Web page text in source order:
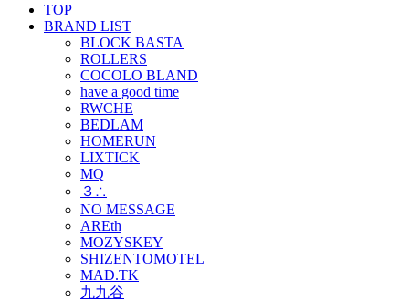
TOP
BRAND LIST
BLOCK BASTA
ROLLERS
COCOLO BLAND
have a good time
RWCHE
BEDLAM
HOMERUN
LIXTICK
MQ
３∴
NO MESSAGE
AREth
MOZYSKEY
SHIZENTOMOTEL
MAD.TK
九九谷